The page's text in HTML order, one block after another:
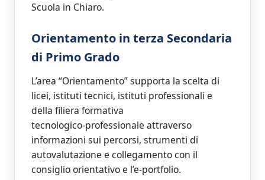
Scuola in Chiaro.
Orientamento in terza Secondaria
di Primo Grado
L’area “Orientamento” supporta la scelta di
licei, istituti tecnici, istituti professionali e
della filiera formativa
tecnologico‑professionale attraverso
informazioni sui percorsi, strumenti di
autovalutazione e collegamento con il
consiglio orientativo e l’e‑portfolio.